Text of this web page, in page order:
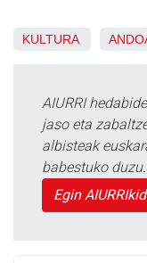
KULTURA
AIURRI
jaso eta
albisteak
babestuko duzu.
Egin